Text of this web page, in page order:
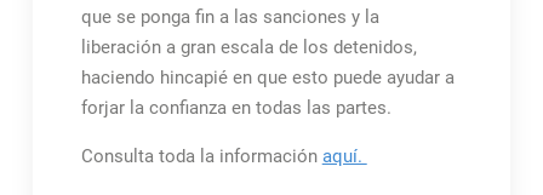
que se ponga fin a las sanciones y la
liberación a gran escala de los detenidos,
haciendo hincapié en que esto puede ayudar a
forjar la confianza en todas las partes.
Consulta toda la información aquí.